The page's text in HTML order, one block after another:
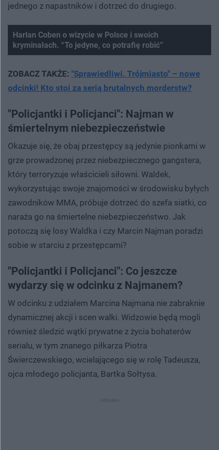
jednego z napastników i dotrzeć do drugiego.
Harlan Coben o wizycie w Polsce i swoich
kryminałach. “To jedyne, co potrafię robić”
ZOBACZ TAKŻE: "Sprawiedliwi. Trójmiasto" – nowe
odcinki! Kto stoi za serią brutalnych morderstw?
"Policjantki i Policjanci": Najman w
śmiertelnym niebezpieczeństwie
Okazuje się, że obaj przestępcy są jedynie pionkami w
grze prowadzonej przez niebezpiecznego gangstera,
który terroryzuje właścicieli siłowni. Waldek,
wykorzystując swoje znajomości w środowisku byłych
zawodników MMA, próbuje dotrzeć do szefa siatki, co
naraża go na śmiertelne niebezpieczeństwo. Jak
potoczą się losy Waldka i czy Marcin Najman poradzi
sobie w starciu z przestępcami?
"Policjantki i Policjanci": Co jeszcze
wydarzy się w odcinku z Najmanem?
W odcinku z udziałem Marcina Najmana nie zabraknie
dynamicznej akcji i scen walki. Widzowie będą mogli
również śledzić wątki prywatne z życia bohaterów
serialu, w tym znanego piłkarza Piotra
Świerczewskiego, wcielającego się w rolę Tadeusza,
ojca młodego policjanta, Bartka Sołtysa.